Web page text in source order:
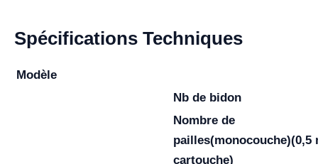
Spécifications Techniques
Modèle
Nb de bidon
Nombre de
pailles(monocouche)(0,5
cartouche)